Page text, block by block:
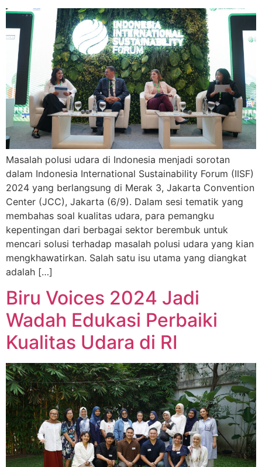
Masalah polusi udara di Indonesia menjadi sorotan
dalam Indonesia International Sustainability Forum (IISF)
2024 yang berlangsung di Merak 3, Jakarta Convention
Center (JCC), Jakarta (6/9). Dalam sesi tematik yang
membahas soal kualitas udara, para pemangku
kepentingan dari berbagai sektor berembuk untuk
mencari solusi terhadap masalah polusi udara yang kian
mengkhawatirkan. Salah satu isu utama yang diangkat
adalah […]
Biru Voices 2024 Jadi
Wadah Edukasi Perbaiki
Kualitas Udara di RI